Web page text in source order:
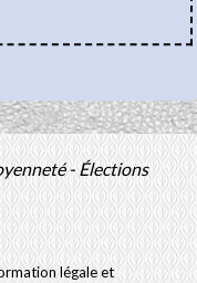
- Élections
légale et